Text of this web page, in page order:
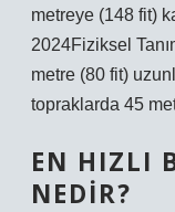
metreye (148 fit)
2024Fiziksel
metre (80 fit)
topraklarda 45
EN HIZLI
NEDIR?